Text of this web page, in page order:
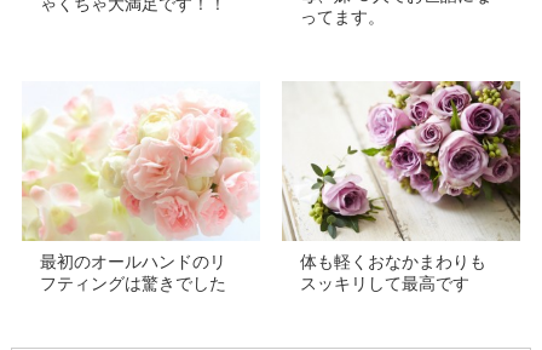
ってます。
最初のオールハンドのリ
フティングは驚きでした
体も軽くおなかまわりも
スッキリして最高です